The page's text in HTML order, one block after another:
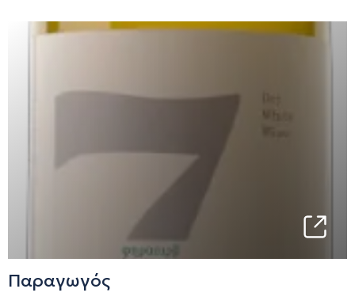
Παραγωγός